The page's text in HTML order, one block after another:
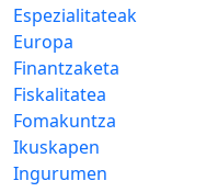
Espezialitateak
Europa
Finantzaketa
Fiskalitatea
Fomakuntza
Ikuskapen
Ingurumen